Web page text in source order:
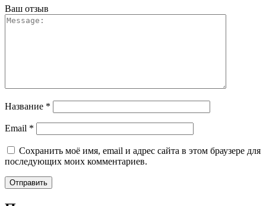
Ваш отзыв
Название *
Email *
Сохранить моё имя, email и адрес сайта в этом браузере для
последующих моих комментариев.